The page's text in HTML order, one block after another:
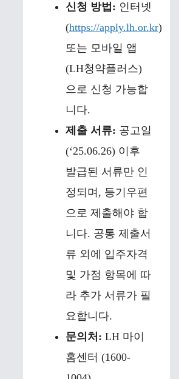
신청 방법: 인터넷
(https://apply.lh.or.kr)
또는 모바일 앱
(LH청약플러스)
으로 신청 가능합
니다.
제출 서류: 공고일
(‘25.06.26) 이후
발급된 서류만 인
정되며, 등기우편
으로 제출해야 합
니다. 공통 제출서
류 외에 입주자격
및 가점 항목에 따
라 추가 서류가 필
요합니다.
문의처: LH 마이
홈센터 (1600-